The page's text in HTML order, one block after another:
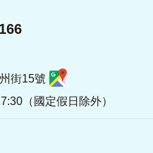
街15號
（國定假日除外）